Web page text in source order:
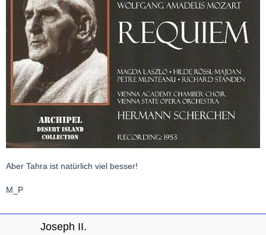
Aber Tahra ist natürlich viel besser!
M_P
Joseph II.